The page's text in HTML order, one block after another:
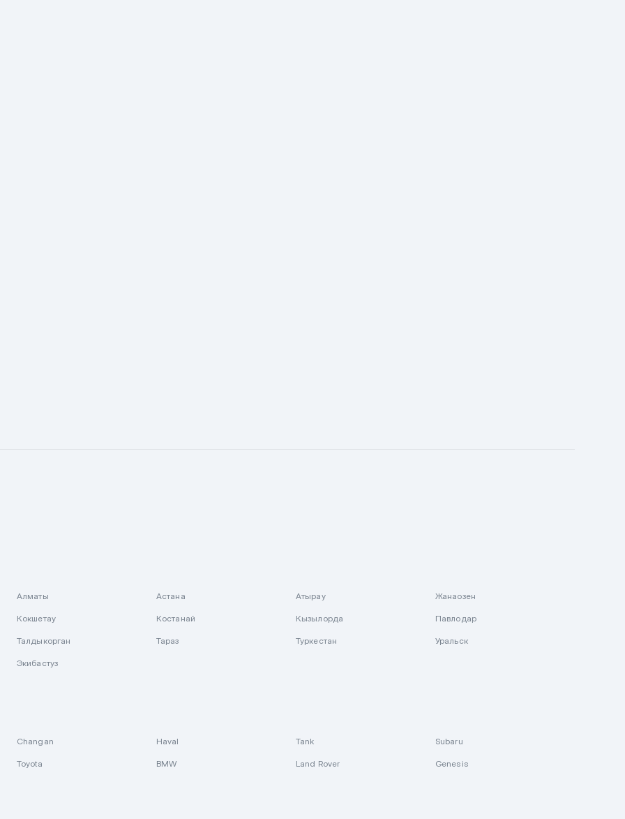
Алматы Астана Атырау Жанаозен
Кокшетау Костанай Кызылорда Павлодар
Талдыкорган Тараз Туркестан Уральск
Экибастуз
Changan Haval Tank Subaru
Toyota BMW Land Rover Genesis